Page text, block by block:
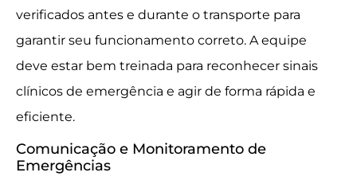
verificados antes e durante o transporte para
garantir seu funcionamento correto. A equipe
deve estar bem treinada para reconhecer sinais
clínicos de emergência e agir de forma rápida e
eficiente.
Comunicação e Monitoramento de
Emergências